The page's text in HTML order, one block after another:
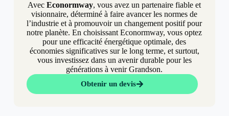
AvecEconormway, vous avez un partenaire fiable et
visionnaire, déterminé à faire avancer les normes de
l’industrie et à promouvoir un changement positif pour
notre planète. En choisissant Econormway, vous optez
pour une efficacité énergétique optimale, des
économies significatives sur le long terme, et surtout,
vous investissez dans un avenir durable pour les
générations à venir Grandson.
Obtenir un devis